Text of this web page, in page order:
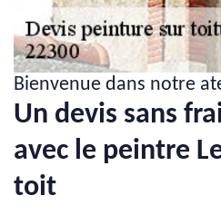
Bienvenue dans notre
Un devis sans
avec le peintre
toit